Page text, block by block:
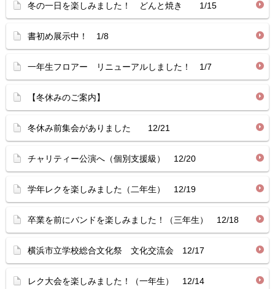
冬の一日を楽しみました！ どんと焼き 1/15
書初め展示中！ 1/8
一年生フロアー リニューアルしました！ 1/7
【冬休みのご案内】
冬休み前集会がありました 12/21
チャリティー公演へ（個別支援級） 12/20
学年レクを楽しみました（二年生） 12/19
卒業を前にバンドを楽しみました！（三年生） 12/18
横浜市立学校総合文化祭 文化交流会 12/17
レク大会を楽しみました！（一年生） 12/14